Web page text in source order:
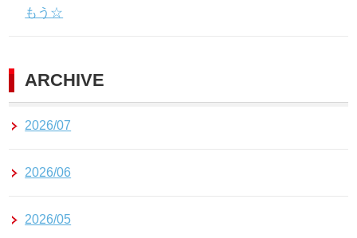
もう☆
ARCHIVE
2026/07
2026/06
2026/05